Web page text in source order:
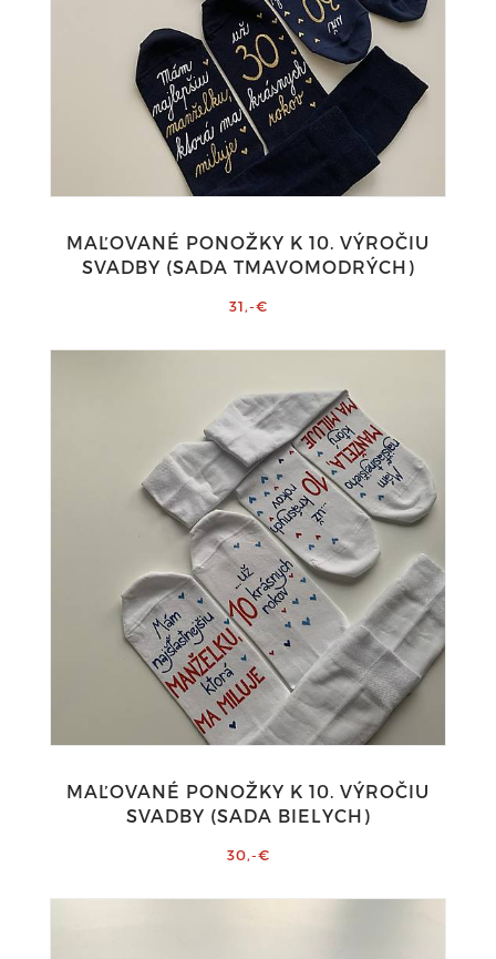
MAĽOVANÉ PONOŽKY K 10. VÝROČIU
SVADBY (SADA TMAVOMODRÝCH)
31,-€
MAĽOVANÉ PONOŽKY K 10. VÝROČIU
SVADBY (SADA BIELYCH)
30,-€